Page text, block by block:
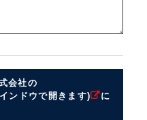
会社の
ンドウで開きます)
に